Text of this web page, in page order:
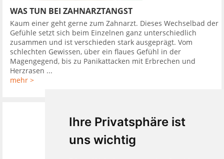
Ihre Privatsphäre ist
uns wichtig
WAS TUN BEI ZAHNARZTANGST
Kaum einer geht gerne zum Zahnarzt. Dieses Wechselbad der
Gefühle setzt sich beim Einzelnen ganz unterschiedlich
zusammen und ist verschieden stark ausgeprägt. Vom
schlechten Gewissen, über ein flaues Gefühl in der
Magengegend, bis zu Panikattacken mit Erbrechen und
Herzrasen ...
mehr >